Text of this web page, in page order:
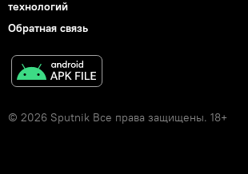
технологий
Обратная связь
© 2026 Sputnik Все права защищены. 18+